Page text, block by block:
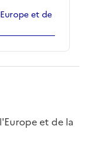
et de
et de la